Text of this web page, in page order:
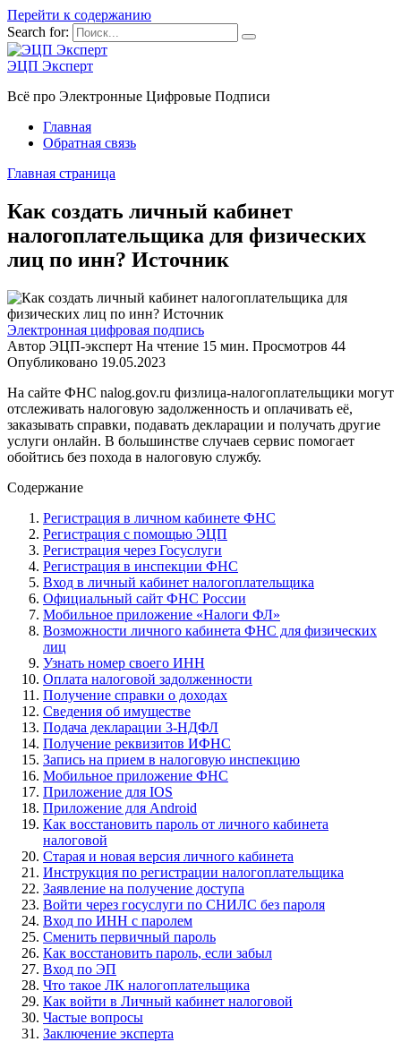
Перейти к содержанию
Search for:
ЭЦП Эксперт
Всё про Электронные Цифровые Подписи
Главная
Обратная связь
Главная страница
Как создать личный кабинет
налогоплательщика для физических
лиц по инн? Источник
Электронная цифровая подпись
Автор ЭЦП-эксперт На чтение 15 мин. Просмотров 44
Опубликовано 19.05.2023
На сайте ФНС nalog.gov.ru физлица-налогоплательщики могут
отслеживать налоговую задолженность и оплачивать её,
заказывать справки, подавать декларации и получать другие
услуги онлайн. В большинстве случаев сервис помогает
обойтись без похода в налоговую службу.
Содержание
Регистрация в личном кабинете ФНС
Регистрация с помощью ЭЦП
Регистрация через Госуслуги
Регистрация в инспекции ФНС
Вход в личный кабинет налогоплательщика
Официальный сайт ФНС России
Мобильное приложение «Налоги ФЛ»
Возможности личного кабинета ФНС для физических
лиц
Узнать номер своего ИНН
Оплата налоговой задолженности
Получение справки о доходах
Сведения об имуществе
Подача декларации 3-НДФЛ
Получение реквизитов ИФНС
Запись на прием в налоговую инспекцию
Мобильное приложение ФНС
Приложение для IOS
Приложение для Android
Как восстановить пароль от личного кабинета
налоговой
Старая и новая версия личного кабинета
Инструкция по регистрации налогоплательщика
Заявление на получение доступа
Войти через госуслуги по СНИЛС без пароля
Вход по ИНН с паролем
Сменить первичный пароль
Как восстановить пароль, если забыл
Вход по ЭП
Что такое ЛК налогоплательщика
Как войти в Личный кабинет налоговой
Частые вопросы
Заключение эксперта